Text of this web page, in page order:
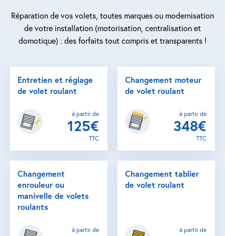
Réparation de vos volets, toutes marques ou modernisation
de votre installation (motorisation, centralisation et
domotique) : des forfaits tout compris et transparents !
Entretien et réglage
de volet roulant
à partir de
125€
TTC
Changement moteur
de volet roulant
à partir de
348€
TTC
Changement
enrouleur ou
manivelle de volets
roulants
à partir de
Changement tablier
de volet roulant
à partir de